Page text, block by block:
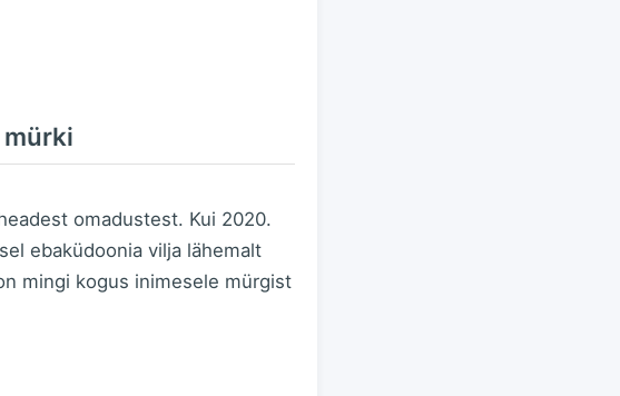
omadustest. Kui 2020.
ebaküdoonia vilja lähemalt
mingi kogus inimesele mürgist